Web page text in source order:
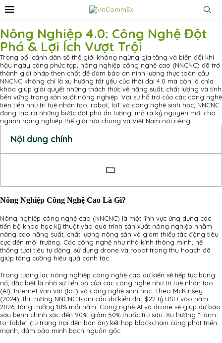
Nông Nghiệp 4.0: Công Nghệ Đột
Phá & Lợi Ích Vượt Trội
Trong bối cảnh dân số thế giới không ngừng gia tăng và biến đổi khí
hậu ngày càng phức tạp, nông nghiệp công nghệ cao (NNCNC) đã trở
thành giải pháp then chốt để đảm bảo an ninh lương thực toàn cầu.
NNCNC không chỉ là xu hướng tất yếu của thời đại 4.0 mà còn là chìa
khóa giúp giải quyết những thách thức về năng suất, chất lượng và tính
bền vững trong sản xuất nông nghiệp. Với sự hỗ trợ của các công nghệ
tiên tiến như trí tuệ nhân tạo, robot, IoT và công nghệ sinh học, NNCNC
đang tạo ra những bước đột phá ấn tượng, mở ra kỷ nguyên mới cho
ngành nông nghiệp thế giới nói chung và Việt Nam nói riêng.
Nội dung chính
Nông Nghiệp Công Nghệ Cao Là Gì?
Nông nghiệp công nghệ cao (NNCNC) là một lĩnh vực ứng dụng các
tiến bộ khoa học kỹ thuật vào quá trình sản xuất nông nghiệp nhằm
nâng cao năng suất, chất lượng nông sản và giảm thiểu tác động tiêu
cực đến môi trường. Các công nghệ như nhà kính thông minh, hệ
thống tưới tiêu tự động, sử dụng drone và robot trong thu hoạch đã
giúp tăng cường hiệu quả canh tác.
Trong tương lai, nông nghiệp công nghệ cao dự kiến sẽ tiếp tục bùng
nổ, đặc biệt là nhờ sự tiến bộ của các công nghệ như trí tuệ nhân tạo
(AI), Internet vạn vật (IoT) và công nghệ sinh học. Theo McKinsey
(2024), thị trường NNCNC toàn cầu dự kiến đạt $22 tỷ USD vào năm
2026, tăng trưởng 18% mỗi năm. Công nghệ AI và drone sẽ giúp dự báo
sâu bệnh chính xác đến 90%, giảm 50% thuốc trừ sâu. Xu hướng “Farm-
to-Table” (từ trang trại đến bàn ăn) kết hợp blockchain cũng phát triển
mạnh, đảm bảo minh bạch nguồn gốc.